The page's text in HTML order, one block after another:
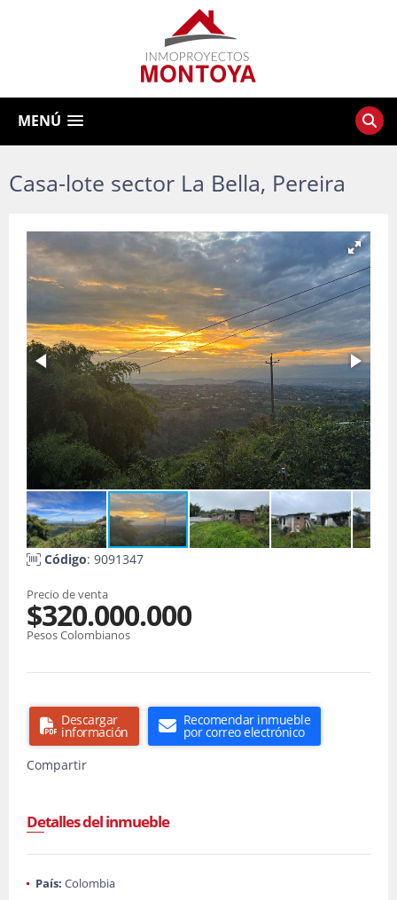
MENÚ
Casa-lote sector La Bella, Pereira
Código: 9091347
Precio de venta
$320.000.000
Pesos Colombianos
Descargar
información
Recomendar inmueble
por correo electrónico
Compartir
Detalles del inmueble
País: Colombia